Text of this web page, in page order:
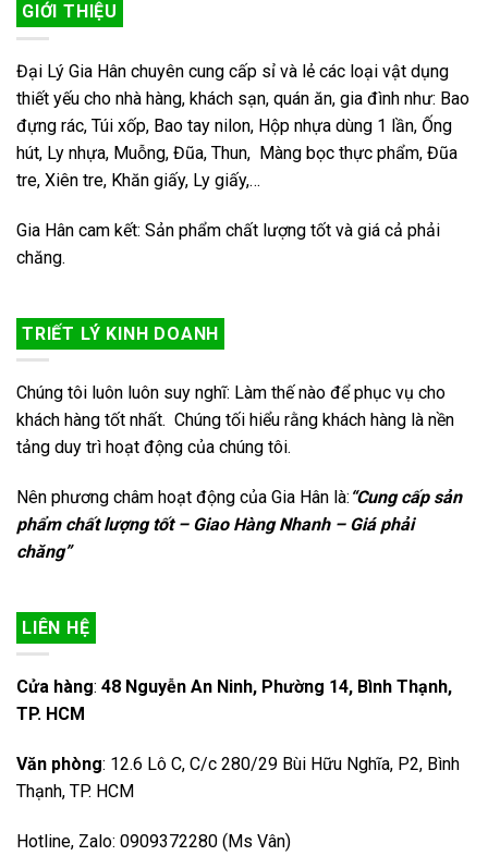
GIỚI THIỆU
Đại Lý Gia Hân chuyên cung cấp sỉ và lẻ các loại vật dụng
thiết yếu cho nhà hàng, khách sạn, quán ăn, gia đình như: Bao
đựng rác, Túi xốp, Bao tay nilon, Hộp nhựa dùng 1 lần, Ống
hút, Ly nhựa, Muỗng, Đũa, Thun, Màng bọc thực phẩm, Đũa
tre, Xiên tre, Khăn giấy, Ly giấy,…
Gia Hân cam kết: Sản phẩm chất lượng tốt và giá cả phải
chăng.
TRIẾT LÝ KINH DOANH
Chúng tôi luôn luôn suy nghĩ: Làm thế nào để phục vụ cho
khách hàng tốt nhất. Chúng tối hiểu rằng khách hàng là nền
tảng duy trì hoạt động của chúng tôi.
Nên phương châm hoạt động của Gia Hân là: “Cung cấp sản
phẩm chất lượng tốt – Giao Hàng Nhanh – Giá phải
chăng”
LIÊN HỆ
Cửa hàng: 48 Nguyễn An Ninh, Phường 14, Bình Thạnh,
TP. HCM
Văn phòng: 12.6 Lô C, C/c 280/29 Bùi Hữu Nghĩa, P2, Bình
Thạnh, TP. HCM
Hotline, Zalo: 0909372280 (Ms Vân)